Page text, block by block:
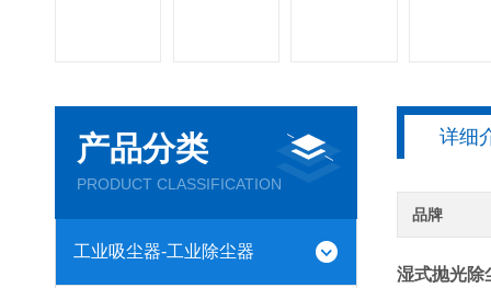
产品分类
PRODUCT CLASSIFICATION
工业吸尘器-工业除尘器
详细
品牌
湿式抛光除